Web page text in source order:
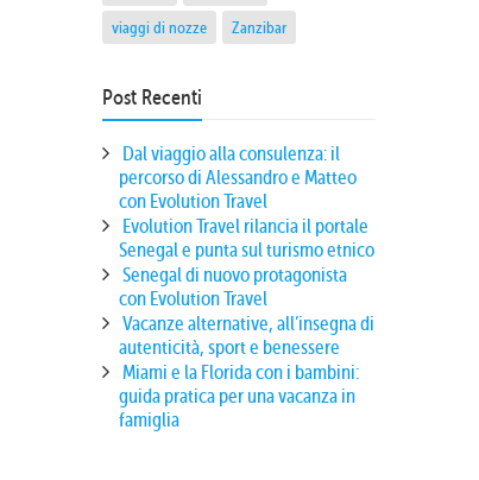
viaggi di nozze
Zanzibar
Post Recenti
Dal viaggio alla consulenza: il
percorso di Alessandro e Matteo
con Evolution Travel
Evolution Travel rilancia il portale
Senegal e punta sul turismo etnico
Senegal di nuovo protagonista
con Evolution Travel
Vacanze alternative, all’insegna di
autenticità, sport e benessere
Miami e la Florida con i bambini:
guida pratica per una vacanza in
famiglia